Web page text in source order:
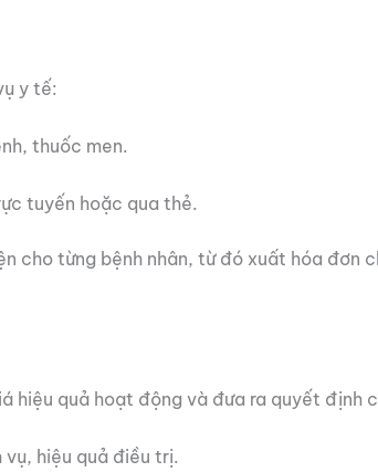
y tế:
thuốc men.
tuyến hoặc qua thẻ.
cho từng bệnh nhân, từ đó xuất hóa đơn
hiệu quả hoạt động và đưa ra quyết định
vụ, hiệu quả điều trị.